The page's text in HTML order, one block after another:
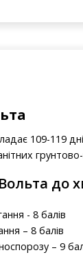
109-119
до
- 8 балів
– 8 балів
– 9